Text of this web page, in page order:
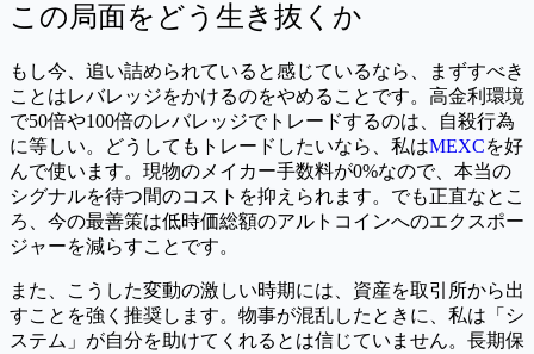
この局面をどう生き抜くか
もし今、追い詰められていると感じているなら、まずすべき
ことはレバレッジをかけるのをやめることです。高金利環境
で50倍や100倍のレバレッジでトレードするのは、自殺行為
に等しい。どうしてもトレードしたいなら、私はMEXCを好
んで使います。現物のメイカー手数料が0%なので、本当の
シグナルを待つ間のコストを抑えられます。でも正直なとこ
ろ、今の最善策は低時価総額のアルトコインへのエクスポー
ジャーを減らすことです。
また、こうした変動の激しい時期には、資産を取引所から出
すことを強く推奨します。物事が混乱したときに、私は「シ
ステム」が自分を助けてくれるとは信じていません。長期保